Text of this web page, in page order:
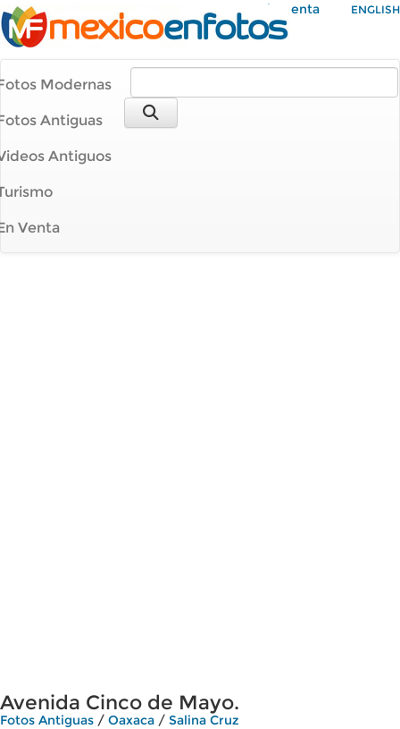
Mi Cuenta ENGLISH
Modernas
Antiguas
Antiguos
Venta
Avenida Cinco de Mayo.
Fotos Antiguas / Oaxaca / Salina Cruz